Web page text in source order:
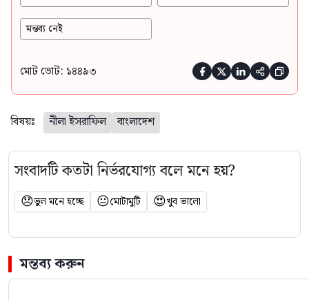
মন্তব্য নেই
মোট ভোট: ১৪৪৯৩     
বিষয়ঃ নীলা ইসরাফিল বাংলাদেশ
সংবাদটি কতটা নির্ভরযোগ্য বলে মনে হয়?
😞ভুল মনে হচ্ছে 😐মোটামুটি 😍খুব ভালো
মন্তব্য করুন